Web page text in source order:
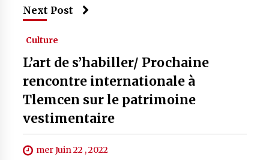
Next Post
Culture
L’art de s’habiller/ Prochaine
rencontre internationale à
Tlemcen sur le patrimoine
vestimentaire
mer Juin 22 , 2022